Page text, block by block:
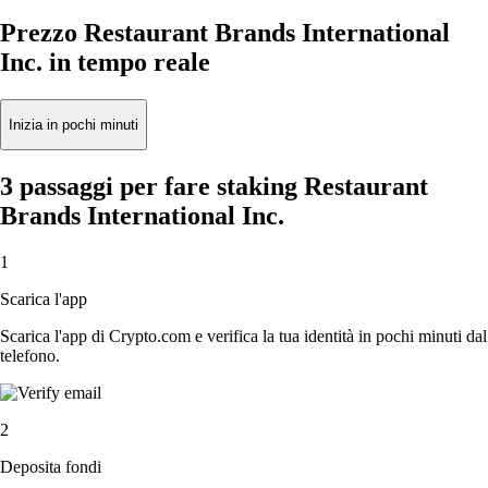
Prezzo Restaurant Brands International
Inc. in tempo reale
Inizia in pochi minuti
3 passaggi per fare staking Restaurant
Brands International Inc.
1
Scarica l'app
Scarica l'app di Crypto.com e verifica la tua identità in pochi minuti dal
telefono.
2
Deposita fondi